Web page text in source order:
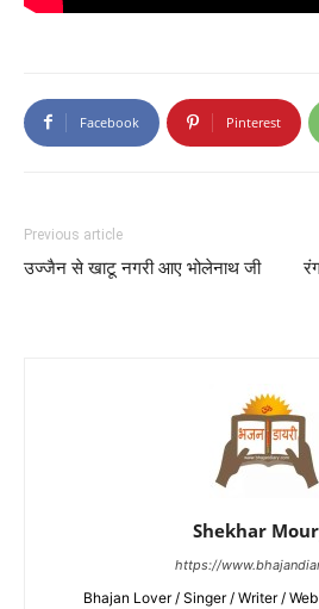
Facebook Pinterest
Previous article
उज्जैन से खाटू नगरी आए भोलेनाथ जी
Shekhar
https://
Bhajan Lover / Singer / Writer /